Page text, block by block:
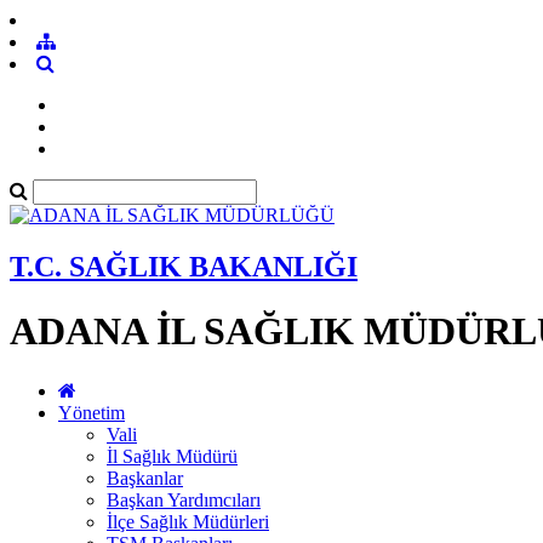
T.C. SAĞLIK BAKANLIĞI
ADANA İL SAĞLIK
Yönetim
Vali
İl Sağlık Müdürü
Başkanlar
Başkan Yardımcıları
İlçe Sağlık Müdürleri